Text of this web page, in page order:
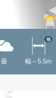
曇 幅～5.5m
他